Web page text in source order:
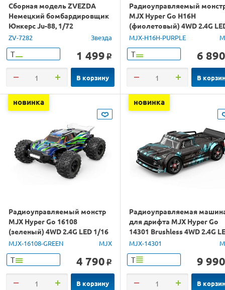
Сборная модель ZVEZDA
Немецкий бомбардировщик
Юнкерс Ju-88, 1/72
ZV-7282 Звезда
Т 1 499 o
В корзину
Радиоуправляемый
MJX Hyper Go H16H
(фиолетовый) 4WD 2.4G
GPS 1/16 RTR
MJX-H16H-PURPLE
Т 6 890
В
новинка
Радиоуправляемый монстр
MJX Hyper Go 16108
(зеленый) 4WD 2.4G LED 1/16
RTR
MJX-16108-GREEN MJX
Т 4 790 o
В корзину
новинка
Радиоуправляемая
для дрифта MJX Hyper Go
14301 Brushless 4WD 2.4G
1/14 RTR
MJX-14301
Т 9 990
В